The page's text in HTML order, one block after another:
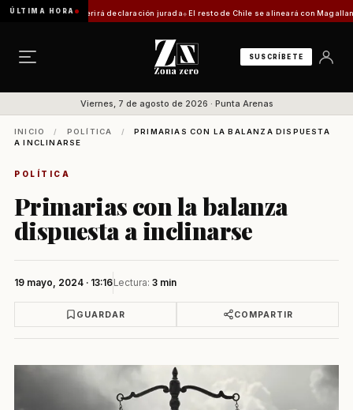
ÚLTIMA HORA
requerirá declaración jurada El resto de Chile se alineará con Magallanes:
SUSCRÍBETE
Viernes, 7 de agosto de 2026 · Punta Arenas
INICIO / POLÍTICA /
PRIMARIAS CON LA BALANZA DISPUESTA
A INCLINARSE
POLÍTICA
Primarias con la balanza
dispuesta a inclinarse
19 mayo, 2024 · 13:16Lectura: 3 min
GUARDAR COMPARTIR